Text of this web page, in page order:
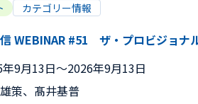
カテゴリー情報
WEBINAR #51 ザ・プロビジョナ
9月13日〜2026年9月13日
策、髙井基普